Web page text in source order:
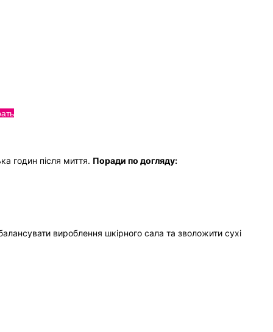
Цей
варіантів.
товару
годин після миття. Поради по догляду:
вироблення шкірного сала та зволожити сухі